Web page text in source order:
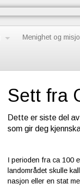
Menighet og
Sett fra
Dette er siste del
som gir deg
I perioden fra ca 100
landområdet skulle
nasjon eller en stat